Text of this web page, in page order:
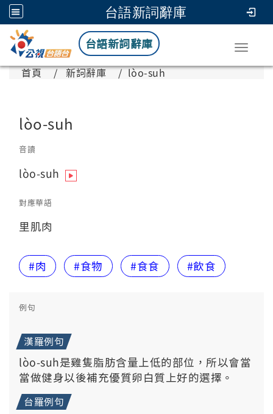
台語新詞辭庫
台語新詞辭庫
首頁 新詞辭庫 lòo-suh
lòo-suh
音讀
lòo-suh
對應華語
里肌肉
#肉 #食物 #食食 #飲食
例句
漢羅例句
lòo-suh是雞隻脂肪含量上低的部位，所以會當
當做健身以後補充優質卵白質上好的選擇。
台羅例句